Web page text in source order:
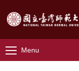
Menu